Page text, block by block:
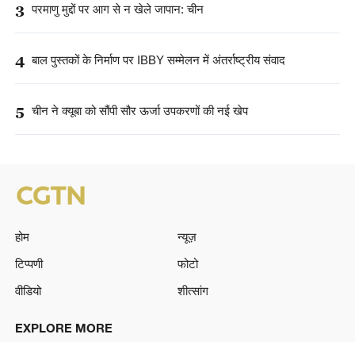
3 परमाणु मुद्दों पर आग से न खेले जापान: चीन
4 बाल पुस्तकों के निर्माण पर IBBY सम्मेलन में अंतर्राष्ट्रीय संवाद
5 चीन ने क्यूबा को सौंपी सौर ऊर्जा उपकरणों की नई खेप
होम
न्यूज़
टिप्पणी
फोटो
वीडियो
शीत्सांग
EXPLORE MORE